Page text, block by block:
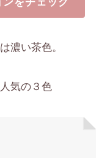
濃い茶色。
気の３色